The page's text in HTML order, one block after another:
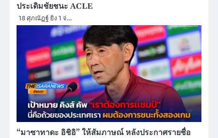
ประเดิมชัยชนะ ACLE
18 ศุภณัฏฐ์ ยิง 1 จ่…
“มาซาทาดะ อิชิอิ” ให้สัมภาษณ์ หลังประกาศรายชื่อ